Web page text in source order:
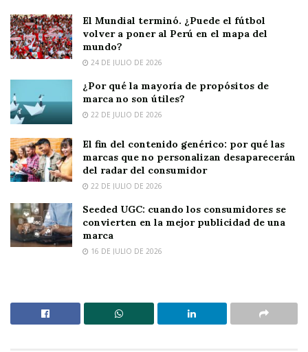
El Mundial terminó. ¿Puede el fútbol
volver a poner al Perú en el mapa del
mundo?
24 DE JULIO DE 2026
¿Por qué la mayoría de propósitos de
marca no son útiles?
22 DE JULIO DE 2026
El fin del contenido genérico: por qué las
marcas que no personalizan desaparecerán
del radar del consumidor
22 DE JULIO DE 2026
Seeded UGC: cuando los consumidores se
convierten en la mejor publicidad de una
marca
16 DE JULIO DE 2026